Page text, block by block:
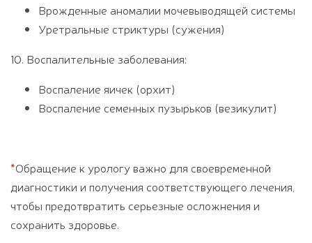
Врожденные аномалии мочевыводящей системы
Уретральные стриктуры (сужения)
10. Воспалительные заболевания:
Воспаление яичек (орхит)
Воспаление семенных пузырьков (везикулит)
*Обращение к урологу важно для своевременной
диагностики и получения соответствующего лечения,
чтобы предотвратить серьезные осложнения и
сохранить здоровье.